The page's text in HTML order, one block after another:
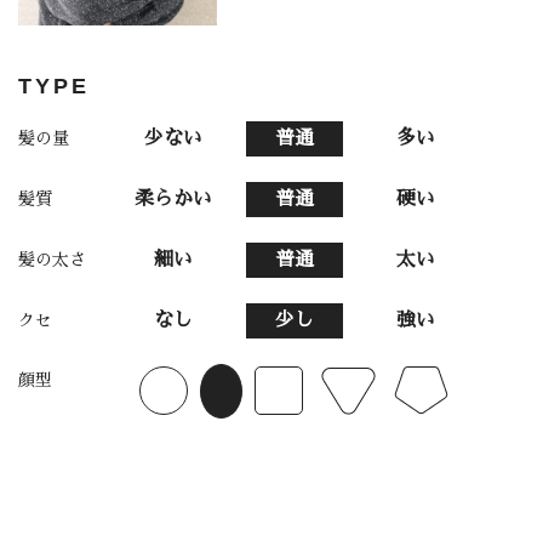
TYPE
髪の量 少ない 普通 多い
髪質 柔らかい 普通 硬い
髪の太さ 細い 普通 太い
クセ なし 少し 強い
顔型